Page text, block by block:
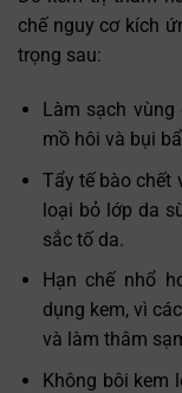
chế nguy cơ kích
trọng sau:
Làm sạch
mồ hôi và bụi
Tẩy tế bào chết
loại bỏ lớp da
sắc tố da.
Hạn chế nhổ
dụng kem, vì
và làm thâm
Không bôi kem